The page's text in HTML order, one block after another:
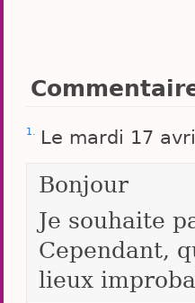
1. Le mardi 17
Bonjour
Je souhaite
Cependant,
lieux